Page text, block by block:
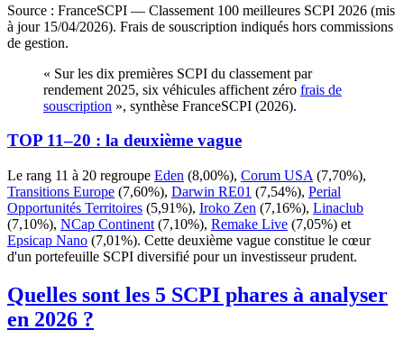
Source : FranceSCPI — Classement 100 meilleures SCPI 2026 (mis
à jour 15/04/2026). Frais de souscription indiqués hors commissions
de gestion.
« Sur les dix premières SCPI du classement par
rendement 2025, six véhicules affichent zéro frais de
souscription », synthèse FranceSCPI (2026).
TOP 11–20 : la deuxième vague
Le rang 11 à 20 regroupe Eden (8,00%), Corum USA (7,70%),
Transitions Europe (7,60%), Darwin RE01 (7,54%), Perial
Opportunités Territoires (5,91%), Iroko Zen (7,16%), Linaclub
(7,10%), NCap Continent (7,10%), Remake Live (7,05%) et
Epsicap Nano (7,01%). Cette deuxième vague constitue le cœur
d'un portefeuille SCPI diversifié pour un investisseur prudent.
Quelles sont les 5 SCPI phares à analyser
en 2026 ?